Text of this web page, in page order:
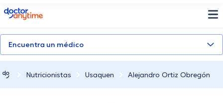
doctoranytime
Encuentra un médico
Nutricionistas Usaquen Alejandro Ortiz Obregón